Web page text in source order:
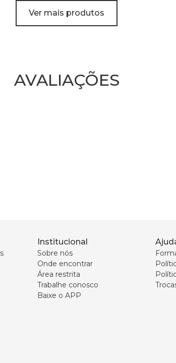
Ver mais produtos
AVALIAÇÕES
Institucional
Sobre nós
Onde encontrar
Área restrita
Trabalhe conosco
Baixe o APP